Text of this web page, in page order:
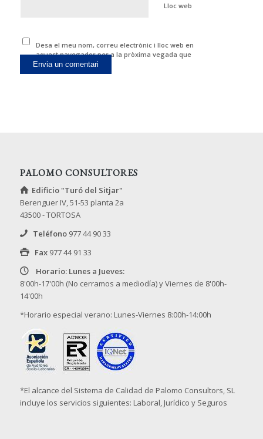
Lloc web
Desa el meu nom, correu electrònic i lloc web en
aquest navegador per a la pròxima vegada que
comenti.
PALOMO CONSULTORES
Edificio "Turó del Sitjar"
Berenguer IV, 51-53 planta 2a
43500 - TORTOSA
Teléfono 977 44 90 33
Fax 977 44 91 33
Horario: Lunes a Jueves:
8'00h-17'00h (No cerramos a mediodía) y Viernes de 8'00h-
14'00h
*Horario especial verano: Lunes-Viernes 8:00h-14:00h
*El alcance del Sistema de Calidad de Palomo Consultors, SL
incluye los servicios siguientes: Laboral, Jurídico y Seguros